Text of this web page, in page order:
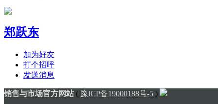
郑跃东
加为好友
打个招呼
发送消息
销售与市场官方网站( 豫ICP备19000188号-5 )